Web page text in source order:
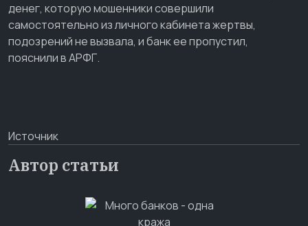
денег, которую мошенники совершили
самостоятельно из личного кабинета жертвы,
подозрений не вызвала, и банк ее пропустил,
пояснили в АРФГ.
Источник
Автор статьи